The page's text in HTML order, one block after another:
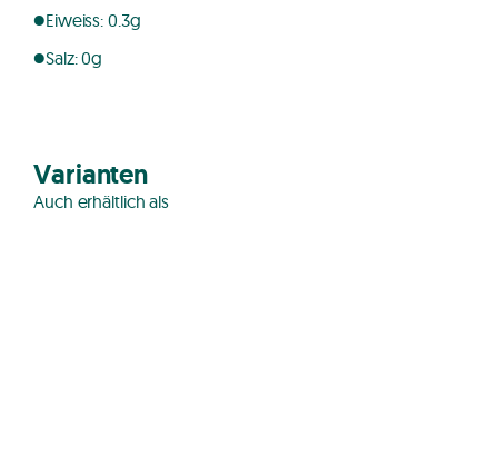
Eiweiss: 0.3g
Salz: 0g
Varianten
Auch erhältlich als